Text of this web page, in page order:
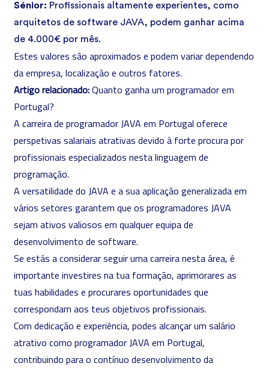
Sénior: Profissionais altamente experientes, como
arquitetos de software JAVA, podem ganhar acima
de 4.000€ por mês.
Estes valores são aproximados e podem variar dependendo
da empresa, localização e outros fatores.
Artigo relacionado:Quanto ganha um programador em
Portugal?
A carreira de programador JAVA em Portugal oferece
perspetivas salariais atrativas devido à forte procura por
profissionais especializados nesta linguagem de
programação.
A versatilidade do JAVA e a sua aplicação generalizada em
vários setores garantem que os programadores JAVA
sejam ativos valiosos em qualquer equipa de
desenvolvimento de software.
Se estás a considerar seguir uma carreira nesta área, é
importante investires na tua formação, aprimorares as
tuas habilidades e procurares oportunidades que
correspondam aos teus objetivos profissionais.
Com dedicação e experiência, podes alcançar um salário
atrativo como programador JAVA em Portugal,
contribuindo para o contínuo desenvolvimento da